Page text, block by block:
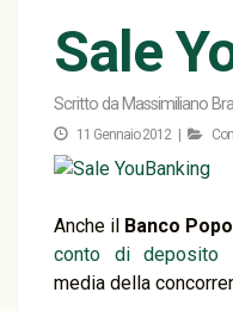
Sale
Scritto da Massimiliano
11 Gennaio 2012 |
Anche il Banco
conto di deposito
media della